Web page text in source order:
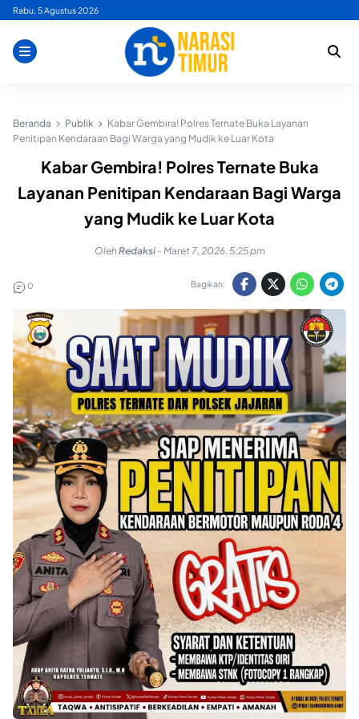
Skip
content
Rabu, 5 Agustus 2026
Beranda Publik
Kabar Gembira! Polres Ternate Buka Layanan
Penitipan Kendaraan Bagi Warga yang Mudik ke Luar Kota
Kabar Gembira! Polres Ternate Buka
Layanan Penitipan Kendaraan Bagi Warga
yang Mudik ke Luar Kota
OlehRedaksi - Maret 7, 2026, 5:25 pm
0 Bagikan: